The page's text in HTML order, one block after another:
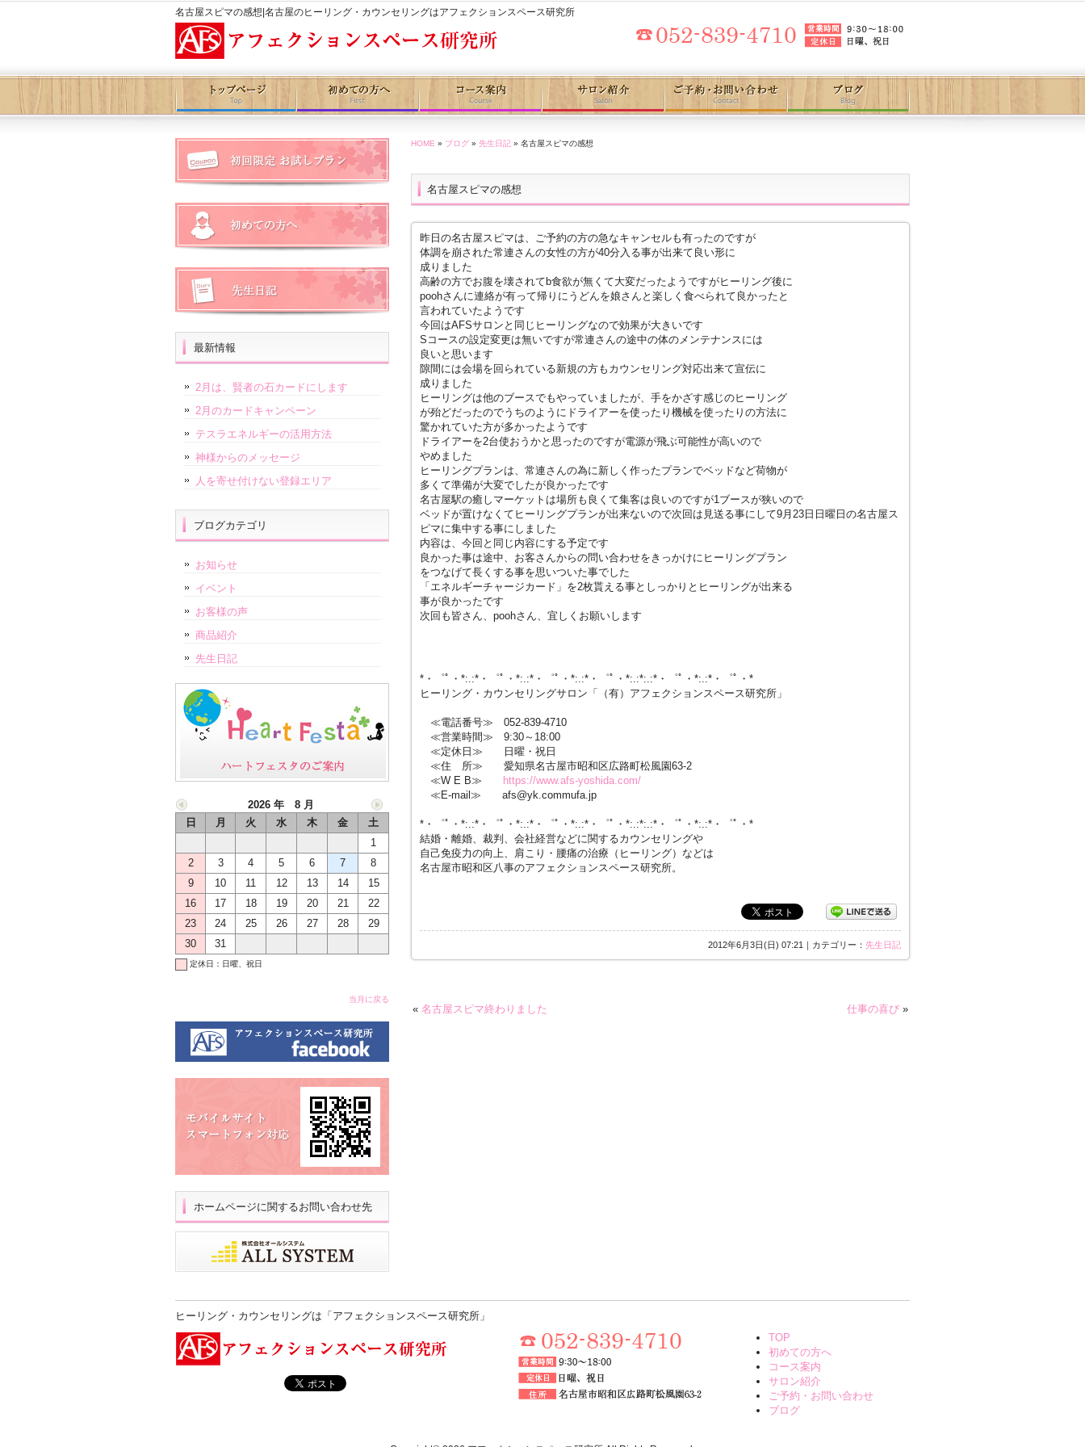
名古屋スピマの感想|名古屋のヒーリング・カウンセリングはアフェクションスペース研究所
HOME » ブログ » 先生日記 » 名古屋スピマの感想
名古屋スピマの感想
昨日の名古屋スピマは、ご予約の方の急なキャンセルも有ったのですが
体調を崩された常連さんの女性の方が40分入る事が出来て良い形に
成りました
高齢の方でお腹を壊されてb食欲が無くて大変だったようですがヒーリング後に
poohさんに連絡が有って帰りにうどんを娘さんと楽しく食べられて良かったと
言われていたようです
今回はAFSサロンと同じヒーリングなので効果が大きいです
Sコースの設定変更は無いですが常連さんの途中の体のメンテナンスには
良いと思います
隙間には会場を回られている新規の方もカウンセリング対応出来て宣伝に
成りました
ヒーリングは他のブースでもやっていましたが、手をかざす感じのヒーリング
が殆どだったのでうちのようにドライアーを使ったり機械を使ったりの方法に
驚かれていた方が多かったようです
ドライアーを2台使おうかと思ったのですが電源が飛ぶ可能性が高いので
やめました
ヒーリングプランは、常連さんの為に新しく作ったプランでベッドなど荷物が
多くて準備が大変でしたが良かったです
名古屋駅の癒しマーケットは場所も良くて集客は良いのですが1ブースが狭いので
ベッドが置けなくてヒーリングプランが出来ないので次回は見送る事にして9月23日日曜日の名古屋ス
ピマに集中する事にしました
内容は、今回と同じ内容にする予定です
良かった事は途中、お客さんからの問い合わせをきっかけにヒーリングプラン
をつなげて長くする事を思いついた事でした
「エネルギーチャージカード」を2枚貰える事としっかりとヒーリングが出来る
事が良かったです
次回も皆さん、poohさん、宜しくお願いします
*・゜ﾟ・*:.:*・゜ﾟ・*:.:*・゜ﾟ・*:.:*・゜ﾟ・*:.:*:.:*・゜ﾟ・*:.:*・゜ﾟ・*
ヒーリング・カウンセリングサロン「（有）アフェクションスペース研究所」
≪電話番号≫ 052-839-4710
≪営業時間≫ 9:30～18:00
≪定休日≫ 日曜・祝日
≪住 所≫ 愛知県名古屋市昭和区広路町松風園63-2
≪W E B≫
https://www.afs-yoshida.com/
≪E-mail≫ afs@yk.commufa.jp
*・゜ﾟ・*:.:*・゜ﾟ・*:.:*・゜ﾟ・*:.:*・゜ﾟ・*:.:*:.:*・゜ﾟ・*:.:*・゜ﾟ・*
結婚・離婚、裁判、会社経営などに関するカウンセリングや
自己免疫力の向上、肩こり・腰痛の治療（ヒーリング）などは
名古屋市昭和区八事のアフェクションスペース研究所。
2012年6月3日(日) 07:21｜カテゴリー： 先生日記
« 名古屋スピマ終わりました 仕事の喜び »
最新情報
2月は、賢者の石カードにします
2月のカードキャンペーン
テスラエネルギーの活用方法
神様からのメッセージ
人を寄せ付けない登録エリア
ブログカテゴリ
お知らせ
イベント
お客様の声
商品紹介
先生日記
2026 年 8 月
日
月 火 水 木 金
土
1
2
3 4 5 6 7
8
9
10 11 12 13 14
15
16
17 18 19 20 21
22
23
24 25 26 27 28
29
30
31
定休日：日曜、祝日
当月に戻る
ホームページに関するお問い合わせ先
ヒーリング・カウンセリングは「アフェクションスペース研究所」
TOP
初めての方へ
コース案内
サロン紹介
ご予約・お問い合わせ
ブログ